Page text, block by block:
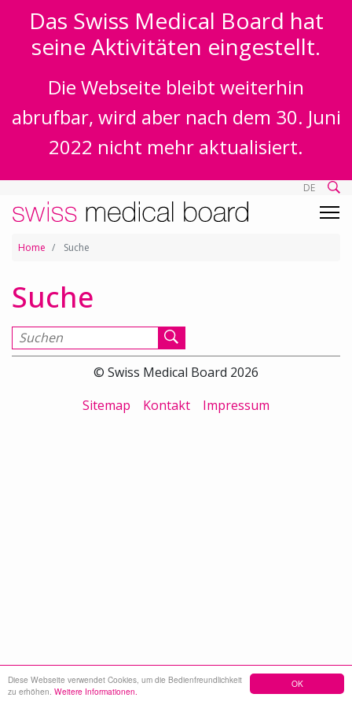
OK
Diese Webseite verwendet Cookies, um die Bedienfreundlichkeit
zu erhöhen. Weitere Informationen.
Das Swiss Medical Board hat
seine Aktivitäten eingestellt.
Die Webseite bleibt weiterhin
abrufbar, wird aber nach dem 30. Juni
2022 nicht mehr aktualisiert.
DE
Home Suche
Suche
Suchen nach
© Swiss Medical Board 2026
Sitemap
Kontakt Impressum